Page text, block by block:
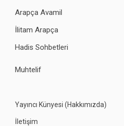
Arapça Avamil
İlitam Arapça
Hadis Sohbetleri
Muhtelif
Yayıncı Künyesi (Hakkımızda)
İletişim